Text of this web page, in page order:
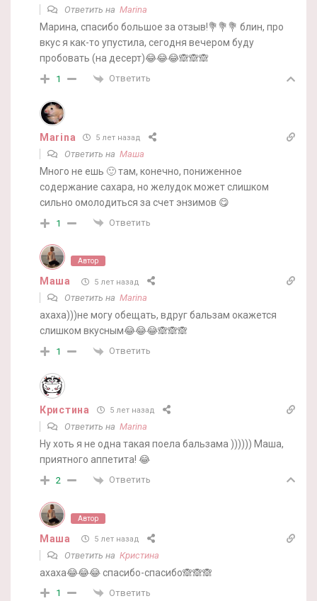
Ответить на Marina
Марина, спасибо большое за отзыв!💐💐💐 блин, про
вкус я как-то упустила, сегодня вечером буду
пробовать (на десерт)😂😂😂🙈🙈🙈
1 Ответить
Marina 5 лет назад
Ответить на Маша
Много не ешь 🙂 там, конечно, пониженное
содержание сахара, но желудок может слишком
сильно омолодиться за счет энзимов 😋
1 Ответить
Автор
Маша 5 лет назад
Ответить на Marina
ахаха)))не могу обещать, вдруг бальзам окажется
слишком вкусным😂😂😂🙈🙈🙈
1 Ответить
Кристина 5 лет назад
Ответить на Marina
Ну хоть я не одна такая поела бальзама )))))) Маша,
приятного аппетита! 😂
2 Ответить
Автор
Маша 5 лет назад
Ответить на Кристина
ахаха😂😂😂 спасибо-спасибо🙈🙈🙈
1 Ответить